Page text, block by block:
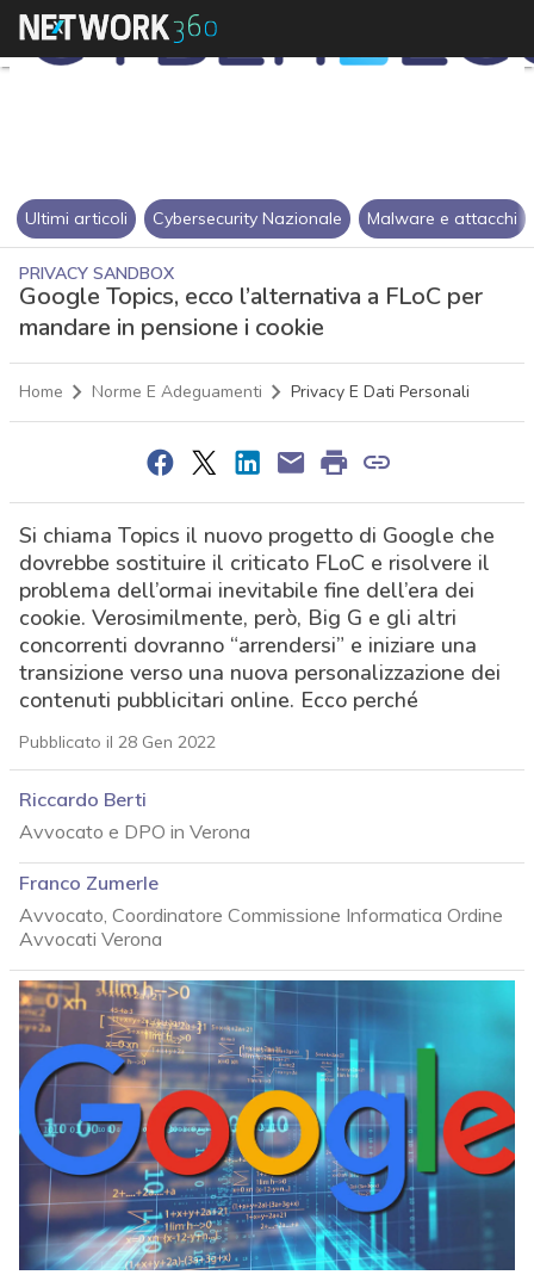
Ultimi articoli Cybersecurity Nazionale Malware e attacchi
PRIVACY SANDBOX
Google Topics, ecco l’alternativa a FLoC per
mandare in pensione i cookie
Home Norme E Adeguamenti Privacy E Dati Personali
Si chiama Topics il nuovo progetto di Google che
dovrebbe sostituire il criticato FLoC e risolvere il
problema dell’ormai inevitabile fine dell’era dei
cookie. Verosimilmente, però, Big G e gli altri
concorrenti dovranno “arrendersi” e iniziare una
transizione verso una nuova personalizzazione dei
contenuti pubblicitari online. Ecco perché
Pubblicato il 28 Gen 2022
Riccardo Berti
Avvocato e DPO in Verona
Franco Zumerle
Avvocato, Coordinatore Commissione Informatica Ordine
Avvocati Verona